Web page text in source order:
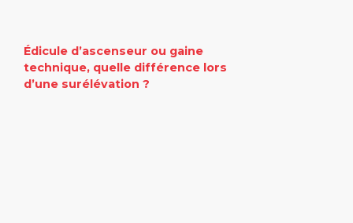
Édicule d’ascenseur ou gaine
technique, quelle différence lors
d’une surélévation ?